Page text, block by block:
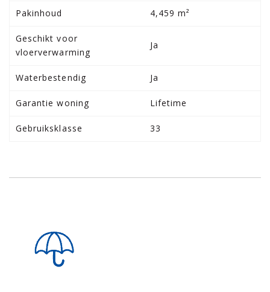
Pakinhoud 4,459 m²
Geschikt voor
vloerverwarming
Ja
Waterbestendig Ja
Garantie woning Lifetime
Gebruiksklasse 33